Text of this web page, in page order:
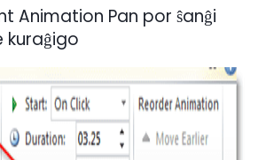
Animation Pan por ŝanĝi